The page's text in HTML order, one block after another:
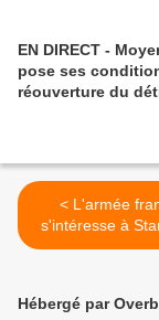
EN DIRECT -
pose ses
réouverture du
< L'armée française
s'intéresse à
robot autonome
Hébergé par